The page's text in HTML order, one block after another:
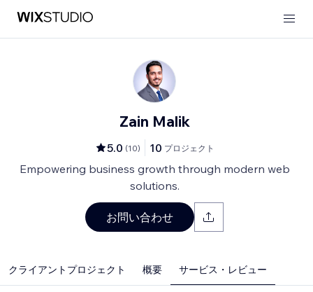
Zain Malik
5.0 (10) 10 プロジェクト
Empowering business growth through modern web
solutions.
お問い合わせ
クライアントプロジェクト 概要 サービス・レビュー